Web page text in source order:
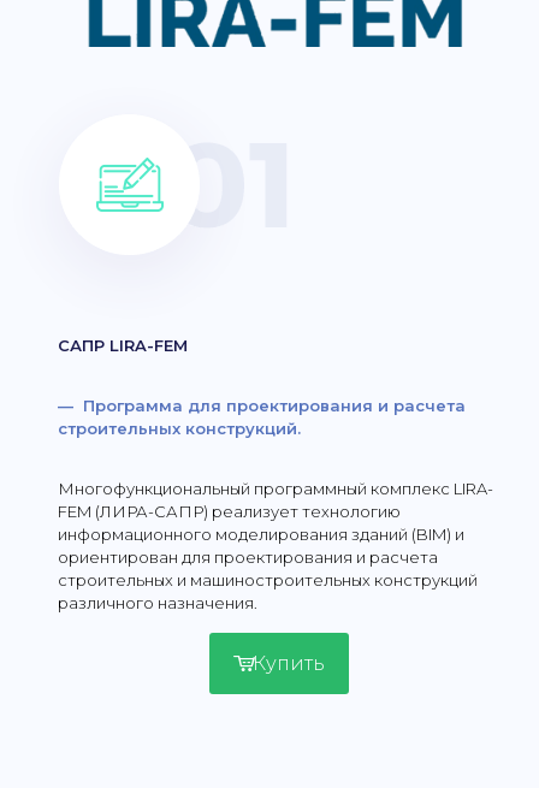
САПР LIRA-FEM
— Программа для проектирования и расчета
строительных конструкций.
Многофункциональный программный комплекс LIRA-
FEM (ЛИРА-САПР) реализует технологию
информационного моделирования зданий (BIM) и
ориентирован для проектирования и расчета
строительных и машиностроительных конструкций
различного назначения.
Купить